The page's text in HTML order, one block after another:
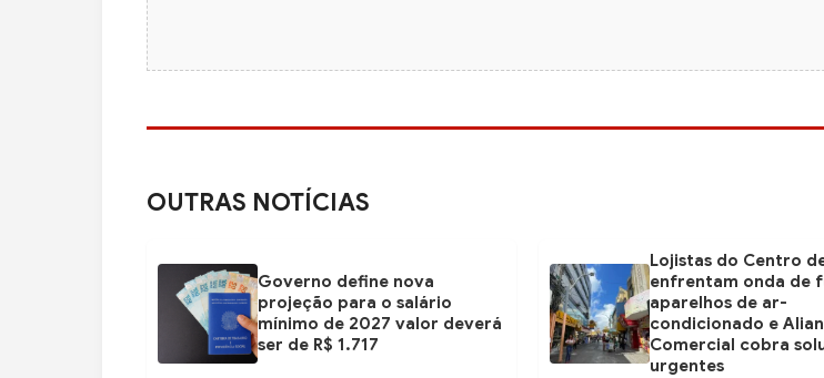
OUTRAS NOTÍCIAS
Governo define nova
projeção para o salário
mínimo de 2027 valor deverá
ser de R$ 1.717
Lojistas do Centro
enfrentam onda de
aparelhos de ar-
condicionado e
Comercial cobra
urgentes